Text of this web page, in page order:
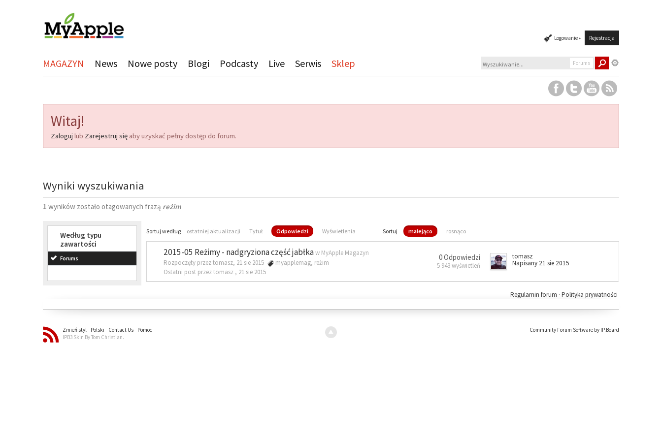
Logowanie » Rejestracja
MAGAZYN News Nowe posty Blogi Podcasty Live Serwis Sklep Forums
Witaj!
Zaloguj lub Zarejestruj się aby uzyskać pełny dostęp do forum.
Wyniki wyszukiwania
1 wyników zostało otagowanych frazą reżim
Według typu
zawartości
Forums
Sortuj według ostatniej aktualizacji Tytuł Odpowiedzi Wyświetlenia Sortuj malejąco rosnąco
2015-05 Reżimy - nadgryziona część jabłkaw MyApple Magazyn
Rozpoczęty przez tomasz, 21 sie 2015
myapplemag, reżim
Ostatni post przez tomasz , 21 sie 2015
0 Odpowiedzi
5 943 wyświetleń
tomasz
Napisany 21 sie 2015
Polityka prywatności
Regulamin forum ·
Zmień styl Polski Contact Us
Pomoc
IPB3 Skin By Tom Christian.
Community Forum Software by IP.Board